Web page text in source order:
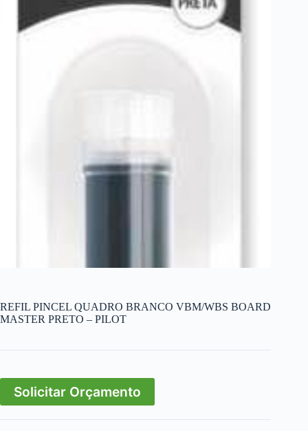
REFIL PINCEL QUADRO BRANCO VBM/WBS BOARD
MASTER PRETO – PILOT
Solicitar Orçamento